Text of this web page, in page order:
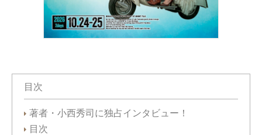
目次
著者・小西秀司に独占インタビュー！
目次